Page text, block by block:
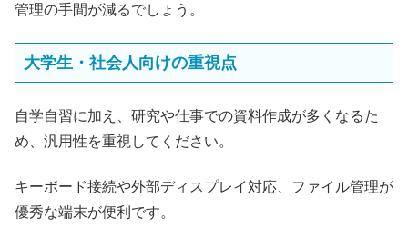
管理の手間が減るでしょう。
大学生・社会人向けの重視点
自学自習に加え、研究や仕事での資料作成が多くなるた
め、汎用性を重視してください。
キーボード接続や外部ディスプレイ対応、ファイル管理が
優秀な端末が便利です。